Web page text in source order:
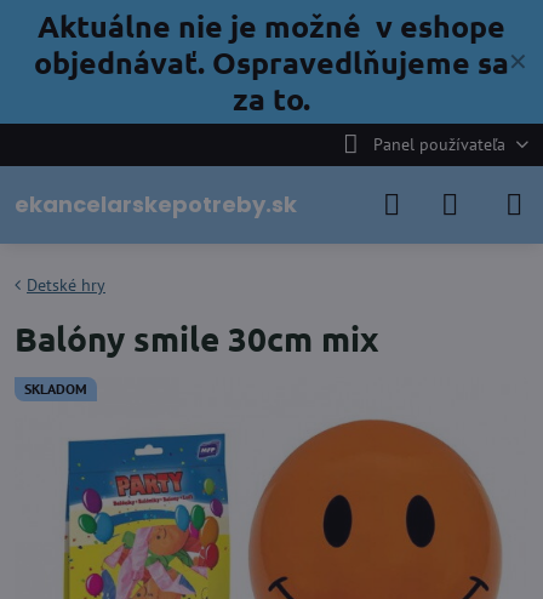
✕
Aktuálne nie je možné v eshope
objednávať. Ospravedlňujeme sa
za to.
Panel používateľa
ekancelarskepotreby.sk
SKLADOM
Detské hry
Balóny smile 30cm mix